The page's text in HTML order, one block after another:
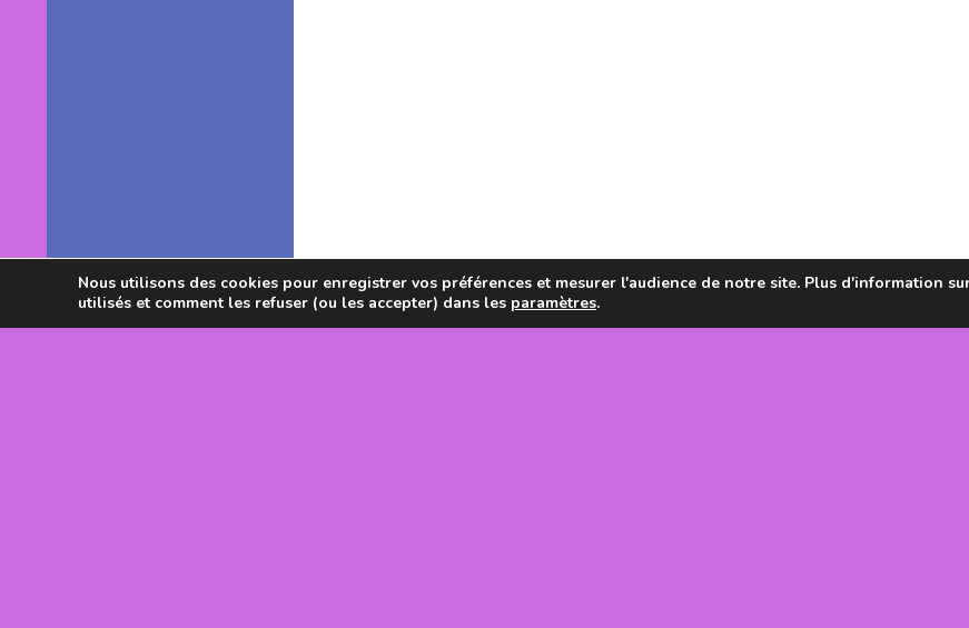
Nous utilisons des cookies pour enregistrer vos préférences et mesurer l'audience de notre site. Plus d'information
utilisés et comment les refuser (ou les accepter) dans les paramètres.